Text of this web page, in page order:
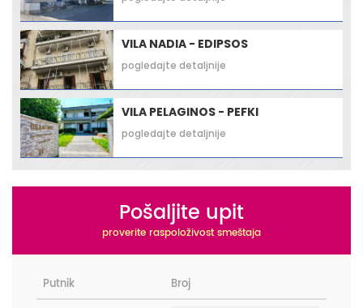
VILA NADIA - EDIPSOS
pogledajte detaljnije
VILA PELAGINOS - PEFKI
pogledajte detaljnije
Pošaljite upit
proverite raspoloživost smeštaja
Putnik Broj